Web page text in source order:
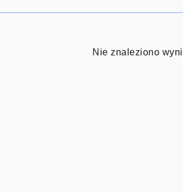
Nie znaleziono